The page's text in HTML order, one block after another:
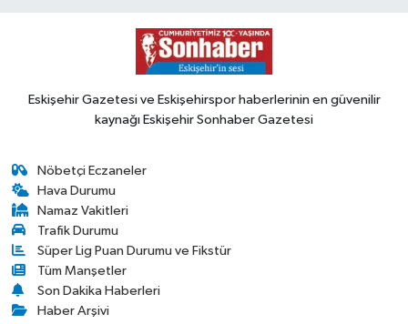
Eskişehir Gazetesi ve Eskişehirspor haberlerinin en güvenilir
kaynağı Eskişehir Sonhaber Gazetesi
Nöbetçi Eczaneler
Hava Durumu
Namaz Vakitleri
Trafik Durumu
Süper Lig Puan Durumu ve Fikstür
Tüm Manşetler
Son Dakika Haberleri
Haber Arşivi